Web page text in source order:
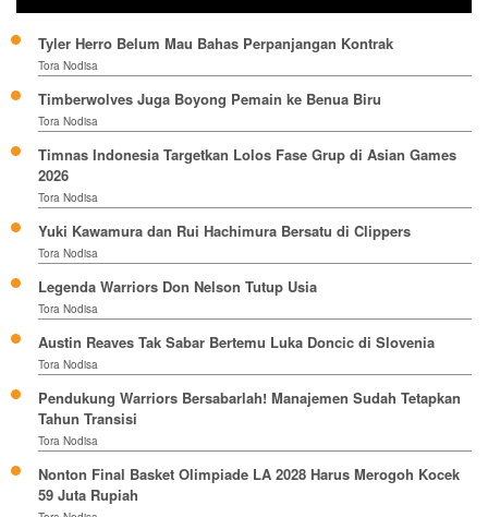
Tyler Herro Belum Mau Bahas Perpanjangan Kontrak
Tora Nodisa
Timberwolves Juga Boyong Pemain ke Benua Biru
Tora Nodisa
Timnas Indonesia Targetkan Lolos Fase Grup di Asian Games
2026
Tora Nodisa
Yuki Kawamura dan Rui Hachimura Bersatu di Clippers
Tora Nodisa
Legenda Warriors Don Nelson Tutup Usia
Tora Nodisa
Austin Reaves Tak Sabar Bertemu Luka Doncic di Slovenia
Tora Nodisa
Pendukung Warriors Bersabarlah! Manajemen Sudah Tetapkan
Tahun Transisi
Tora Nodisa
Nonton Final Basket Olimpiade LA 2028 Harus Merogoh Kocek
59 Juta Rupiah